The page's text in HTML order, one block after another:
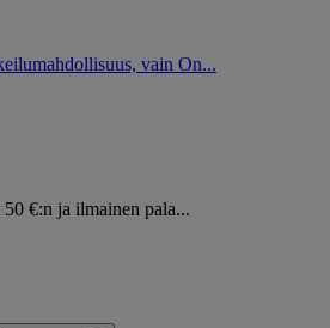
vain On...
€:n ja ilmainen pala...